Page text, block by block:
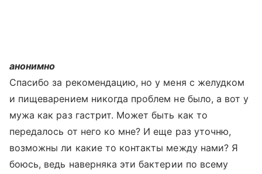
анонимно
Спасибо за рекомендацию, но у меня с желудком
и пищеварением никогда проблем не было, а вот у
мужа как раз гастрит. Может быть как то
передалось от него ко мне? И еще раз уточню,
возможны ли какие то контакты между нами? Я
боюсь, ведь наверняка эти бактерии по всему